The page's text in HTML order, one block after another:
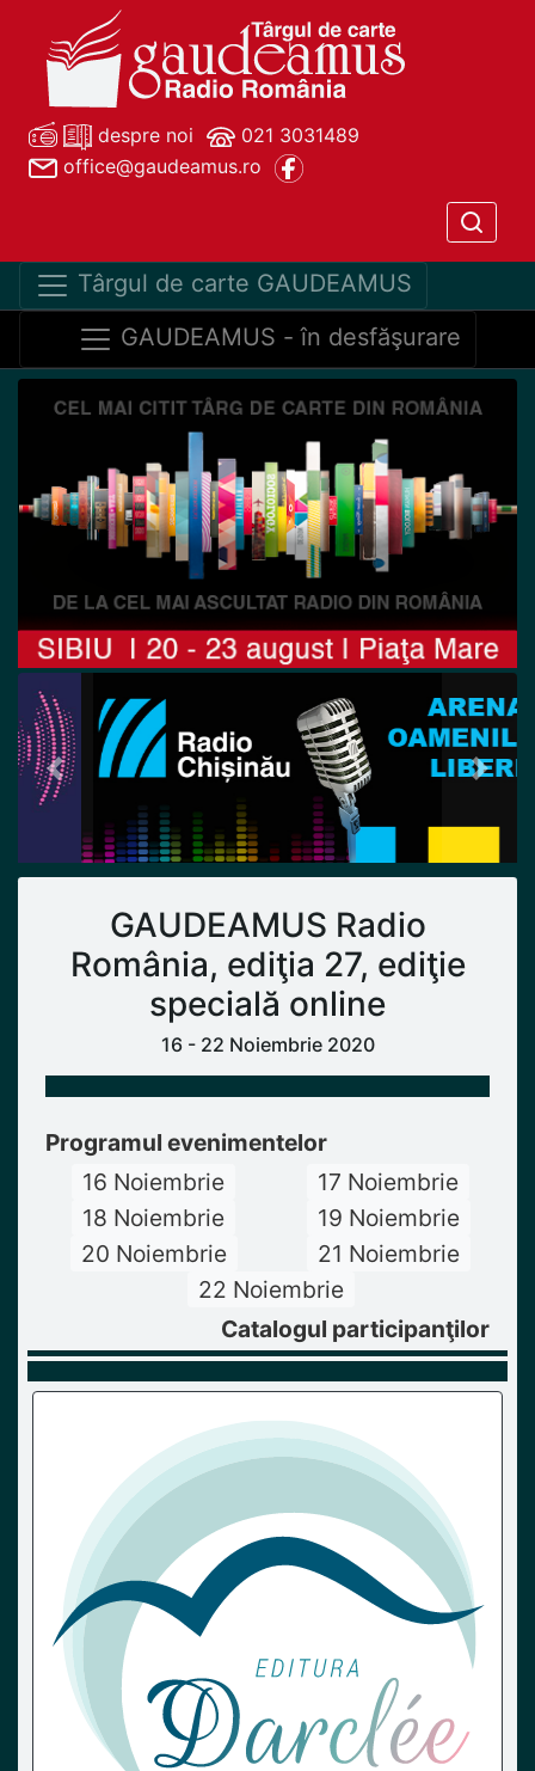
despre noi
021 3031489
office@gaudeamus.ro
Târgul de carte GAUDEAMUS
GAUDEAMUS - în desfăşurare
Previous Next
GAUDEAMUS Radio
România, ediţia 27, ediţie
specială online
16 - 22 Noiembrie 2020
Programul evenimentelor
16 Noiembrie
17 Noiembrie
18 Noiembrie
19 Noiembrie
20 Noiembrie
21 Noiembrie
22 Noiembrie
Catalogul participanţilor